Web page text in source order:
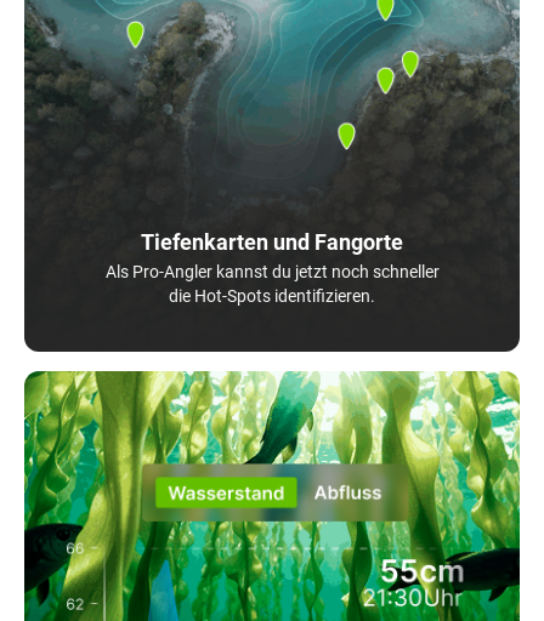
Tiefenkarten und Fangorte
Als Pro-Angler kannst du jetzt noch schneller
die Hot-Spots identifizieren.